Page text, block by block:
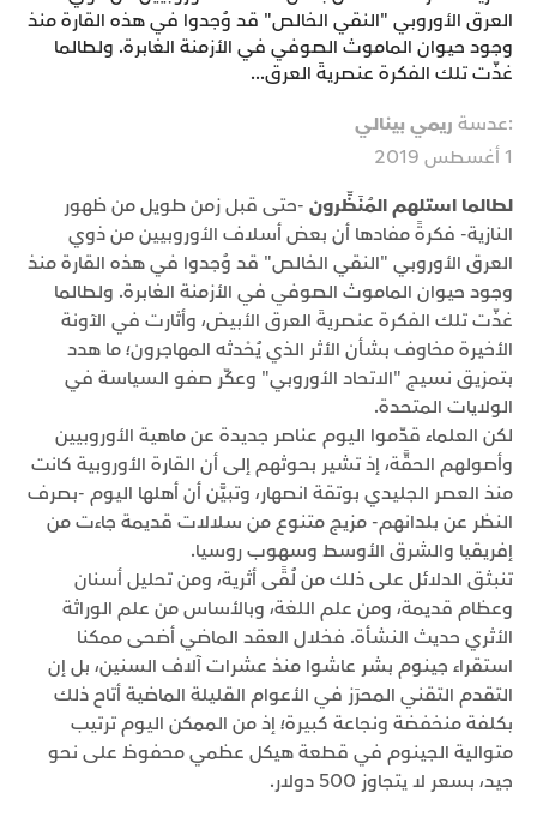
العرق الأوروبي "النقي الخالص" قد وُجدوا في هذه القارة منذ
وجود حيوان الماموث الصوفي في الأزمنة الغابرة. ولطالما
غذّت تلك الفكرة عنصريةَ العرق...
:عدسة ريمي بينالي
1 أغسطس 2019
لطالما استلهم المُنَظِّرون -حتى قبل زمن طويل من ظهور
النازية- فكرةً مفادها أن بعض أسلاف الأوروبيين من ذوي
العرق الأوروبي "النقي الخالص" قد وُجدوا في هذه القارة منذ
وجود حيوان الماموث الصوفي في الأزمنة الغابرة. ولطالما
غذّت تلك الفكرة عنصريةَ العرق الأبيض، وأثارت في الآونة
الأخيرة مخاوف بشأن الأثر الذي يُحْدثه المهاجرون؛ ما هدد
بتمزيق نسيج "الاتحاد الأوروبي" وعكّر صفو السياسة في
الولايات المتحدة.
لكن العلماء قدّموا اليوم عناصر جديدة عن ماهية الأوروبيين
وأصولهم الحقَّة، إذ تشير بحوثهم إلى أن القارة الأوروبية كانت
منذ العصر الجليدي بوتقة انصهار، وتبيَّن أن أهلها اليوم -بصرف
النظر عن بلدانهم- مزيج متنوع من سلالات قديمة جاءت من
إفريقيا والشرق الأوسط وسهوب روسيا.
تنبثق الدلائل على ذلك من لُقًى أثرية، ومن تحليل أسنان
وعظام قديمة، ومن علم اللغة، وبالأساس من علم الوراثة
الأثري حديث النشأة. فخلال العقد الماضي أضحى ممكنا
استقراء جينوم بشر عاشوا منذ عشرات آلاف السنين، بل إن
التقدم التقني المحرَز في الأعوام القليلة الماضية أتاح ذلك
بكلفة منخفضة ونجاعة كبيرة؛ إذ من الممكن اليوم ترتيب
متوالية الجينوم في قطعة هيكل عظمي محفوظ على نحو
جيد، بسعر لا يتجاوز 500 دولار.